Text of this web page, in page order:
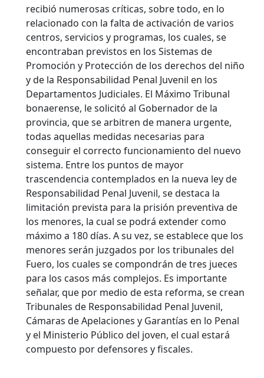
recibió numerosas críticas, sobre todo, en lo
relacionado con la falta de activación de varios
centros, servicios y programas, los cuales, se
encontraban previstos en los Sistemas de
Promoción y Protección de los derechos del niño
y de la Responsabilidad Penal Juvenil en los
Departamentos Judiciales. El Máximo Tribunal
bonaerense, le solicitó al Gobernador de la
provincia, que se arbitren de manera urgente,
todas aquellas medidas necesarias para
conseguir el correcto funcionamiento del nuevo
sistema. Entre los puntos de mayor
trascendencia contemplados en la nueva ley de
Responsabilidad Penal Juvenil, se destaca la
limitación prevista para la prisión preventiva de
los menores, la cual se podrá extender como
máximo a 180 días. A su vez, se establece que los
menores serán juzgados por los tribunales del
Fuero, los cuales se compondrán de tres jueces
para los casos más complejos. Es importante
señalar, que por medio de esta reforma, se crean
Tribunales de Responsabilidad Penal Juvenil,
Cámaras de Apelaciones y Garantías en lo Penal
y el Ministerio Público del joven, el cual estará
compuesto por defensores y fiscales.